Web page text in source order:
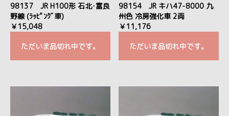
98137 JR H100形 石北･富良
野線 (ﾗｯﾋﾟﾝｸﾞ車)
￥15,048
ただいま品切れ中です。
98154 JR キハ47-8000 九
州色 冷房強化車 2両
￥11,176
ただいま品切れ中です。